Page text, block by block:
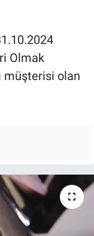
Olmak
müşterisi olan